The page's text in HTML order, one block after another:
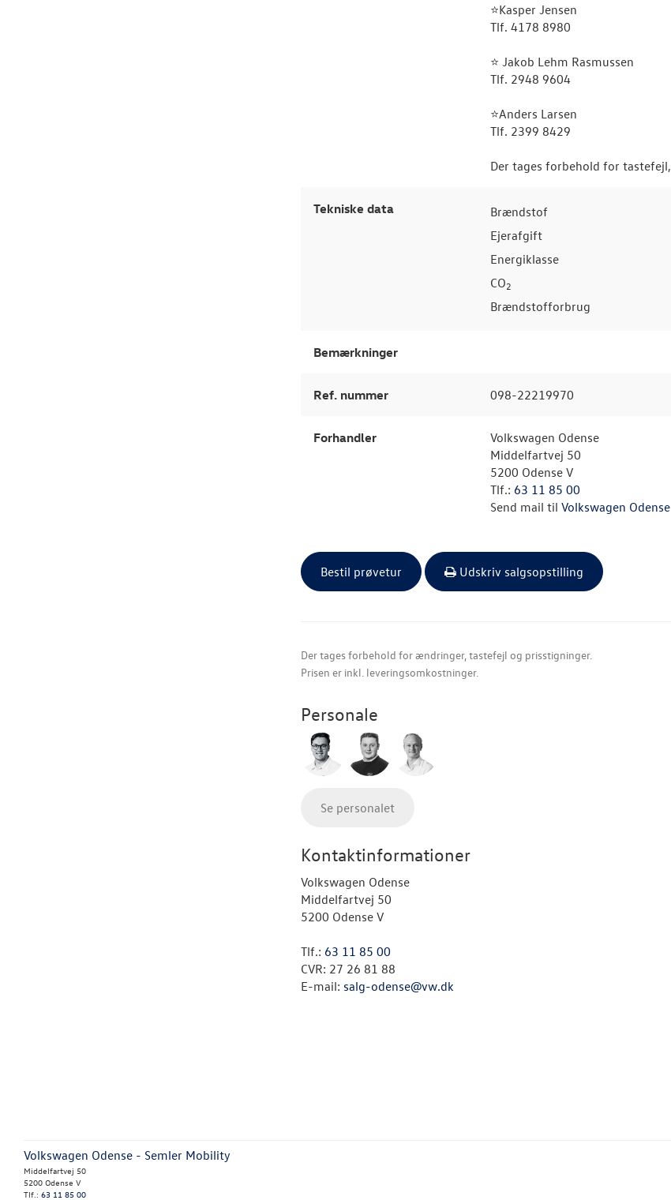
⭐️Kasper Jensen
Tlf. 4178 8980
⭐️ Jakob Lehm Rasmussen
Tlf. 2948 9604
⭐️Anders Larsen
Tlf. 2399 8429
Der tages forbehold for tastefejl,
Tekniske data Brændstof
Ejerafgift
Energiklasse
CO2
Brændstofforbrug
Bemærkninger
Ref. nummer 098-22219970
Forhandler
Volkswagen Odense
Middelfartvej 50
5200 Odense V
Tlf.: 63 11 85 00
Send mail til Volkswagen Odense
Bestil prøvetur Udskriv salgsopstilling
Der tages forbehold for ændringer, tastefejl og prisstigninger.
Prisen er inkl. leveringsomkostninger.
Personale
Se personalet
Kontaktinformationer
Volkswagen Odense
Middelfartvej 50
5200 Odense V
Tlf.: 63 11 85 00
CVR: 27 26 81 88
E-mail: salg-odense@vw.dk
Volkswagen Odense - Semler Mobility
Middelfartvej 50
5200 Odense V
Tlf.: 63 11 85 00